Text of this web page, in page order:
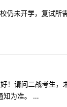
未开学，复试所
请问二战考生，
知为准。 ...